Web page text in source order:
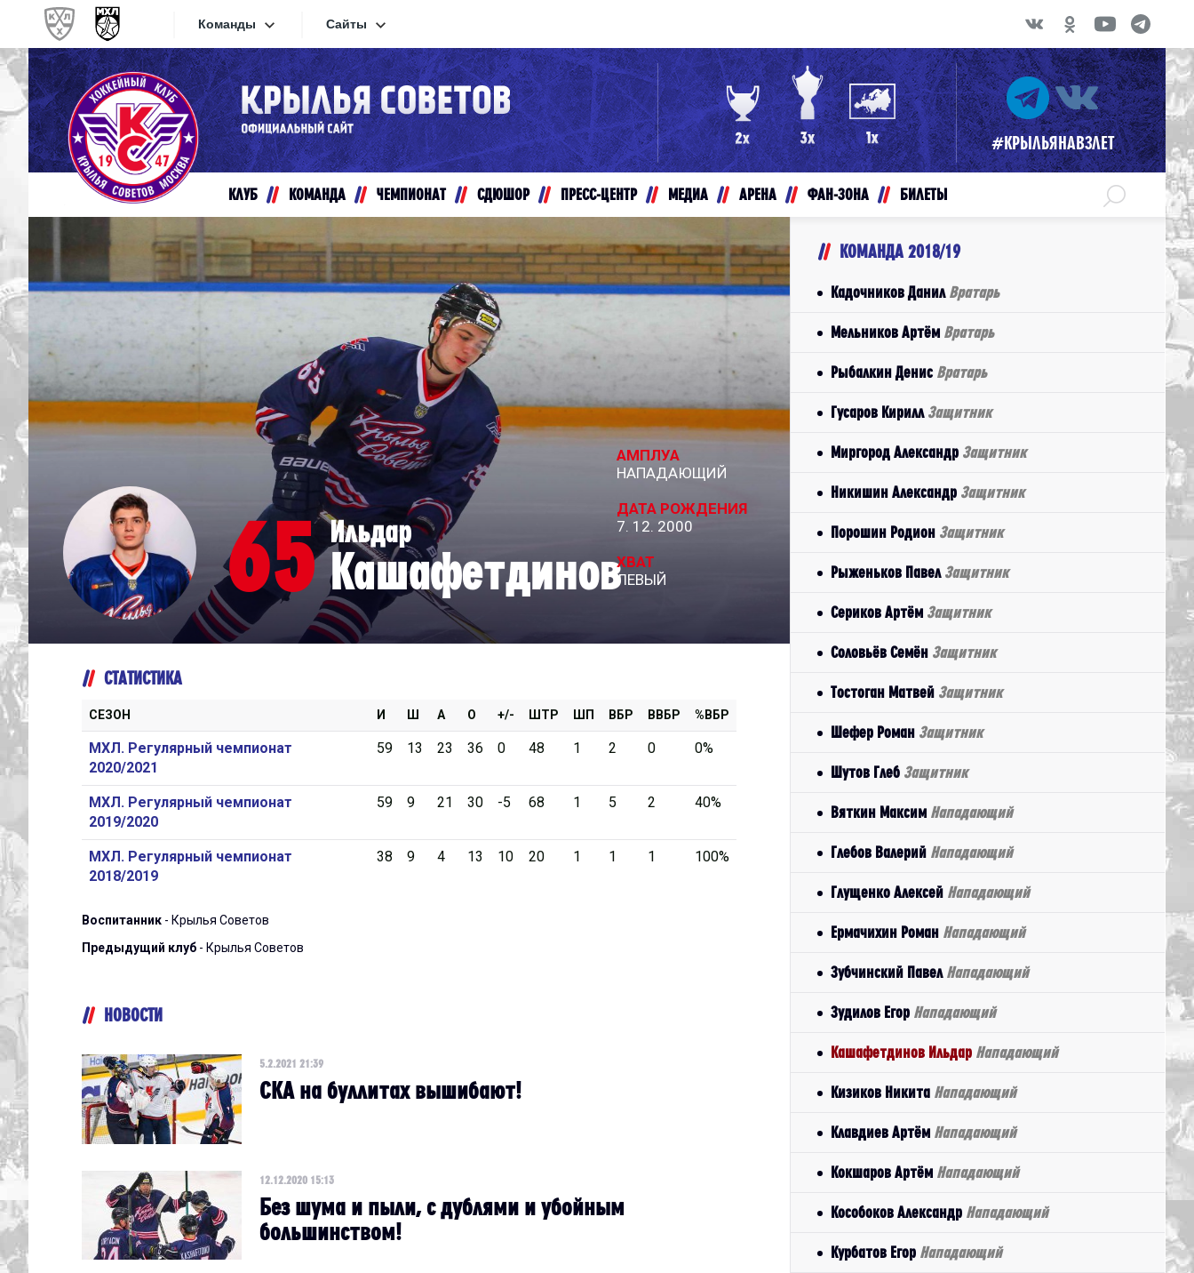
Команды
Конференция «Запад»
Дивизион Золотой
Академия Михайлова
Красная Армия
Локо
МХК Динамо-М
СКА-1946
Дивизион Серебряный
Академия СКА
АКМ-Юниор
Амурские Тигры
Красная Машина-Юниор
Крылья Советов
МХК Динамо-Карелия
МХК Спартак-МАХ
Конференция «Восток»
Дивизион Золотой
Авто
Мамонты Югры
Омские Ястребы
Стальные Лисы
Толпар
Чайка
Дивизион Серебряный
АКМ-Новомосковск
Красноярские Рыси
Ладья
МХК Молот
Реактор
Сибирские Cнайперы
Спутник Ал
Сайты
Сайты
Видеотрансляции
Хайлайты
Интернет-магазин
Приложение МХЛ
#КРЫЛЬЯНАВЗЛЕТ
КЛУБ КОМАНДА ЧЕМПИОНАТ СДЮШОР ПРЕСС-ЦЕНТР МЕДИА АРЕНА ФАН-ЗОНА БИЛЕТЫ
65 Ильдар
Кашафетдинов
АМПЛУА
НАПАДАЮЩИЙ
ДАТА РОЖДЕНИЯ
7. 12. 2000
ХВАТ
ЛЕВЫЙ
СТАТИСТИКА
СЕЗОН И Ш А О +/- ШТР ШП ВБР ВВБР %ВБР
МХЛ. Регулярный чемпионат
2020/2021
59 13 23 36 0 48 1 2 0 0%
МХЛ. Регулярный чемпионат
2019/2020
59 9 21 30 -5 68 1 5 2 40%
МХЛ. Регулярный чемпионат
2018/2019
38 9 4 13 10 20 1 1 1 100%
Воспитанник - Крылья Советов
Предыдущий клуб - Крылья Советов
НОВОСТИ
5.2.2021 21:39
СКА на буллитах вышибают!
12.12.2020 15:13
Без шума и пыли, с дублями и убойным
большинством!
КОМАНДА 2018/19
Кадочников Данил Вратарь
Мельников Артём Вратарь
Рыбалкин Денис Вратарь
Гусаров Кирилл Защитник
Миргород Александр Защитник
Никишин Александр Защитник
Порошин Родион Защитник
Рыженьков Павел Защитник
Сериков Артём Защитник
Соловьёв Семён Защитник
Тостоган Матвей Защитник
Шефер Роман Защитник
Шутов Глеб Защитник
Вяткин Максим Нападающий
Глебов Валерий Нападающий
Глущенко Алексей Нападающий
Ермачихин Роман Нападающий
Зубчинский Павел Нападающий
Зудилов Егор Нападающий
Кашафетдинов Ильдар Нападающий
Кизиков Никита Нападающий
Клавдиев Артём Нападающий
Кокшаров Артём Нападающий
Кособоков Александр Нападающий
Курбатов Егор Нападающий